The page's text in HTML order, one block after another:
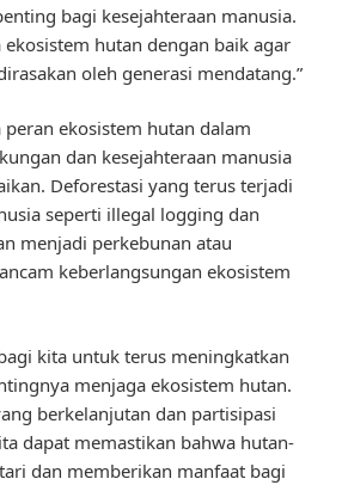
bagi kesejahteraan manusia.
ekosistem hutan dengan baik agar
oleh generasi mendatang.”
ekosistem hutan dalam
dan kesejahteraan manusia
Deforestasi yang terus terjadi
seperti illegal logging dan
menjadi perkebunan atau
keberlangsungan ekosistem
kita untuk terus meningkatkan
menjaga ekosistem hutan.
berkelanjutan dan partisipasi
dapat memastikan bahwa hutan-
dan memberikan manfaat bagi